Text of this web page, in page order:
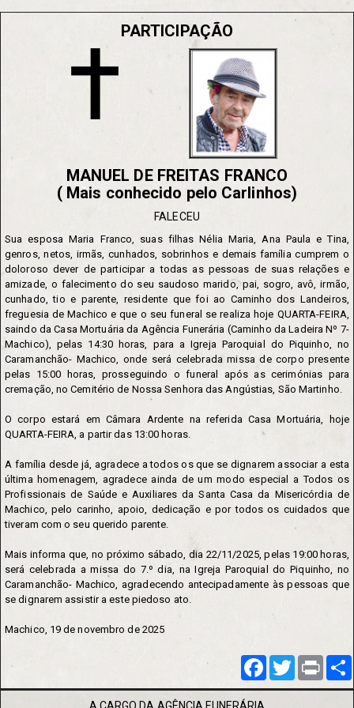
PARTICIPAÇÃO
MANUEL DE FREITAS FRANCO
( Mais conhecido pelo Carlinhos)
FALECEU
Sua esposa Maria Franco, suas filhas Nélia Maria, Ana Paula e Tina,
genros, netos, irmãs, cunhados, sobrinhos e demais família cumprem o
doloroso dever de participar a todas as pessoas de suas relações e
amizade, o falecimento do seu saudoso marido, pai, sogro, avô, irmão,
cunhado, tio e parente, residente que foi ao Caminho dos Landeiros,
freguesia de Machico e que o seu funeral se realiza hoje QUARTA-FEIRA,
saindo da Casa Mortuária da Agência Funerária (Caminho da Ladeira Nº 7-
Machico), pelas 14:30 horas, para a Igreja Paroquial do Piquinho, no
Caramanchão- Machico, onde será celebrada missa de corpo presente
pelas 15:00 horas, prosseguindo o funeral após as cerimónias para
cremação, no Cemitério de Nossa Senhora das Angústias, São Martinho.
O corpo estará em Câmara Ardente na referida Casa Mortuária, hoje
QUARTA-FEIRA, a partir das 13:00 horas.
A família desde já, agradece a todos os que se dignarem associar a esta
última homenagem, agradece ainda de um modo especial a Todos os
Profissionais de Saúde e Auxiliares da Santa Casa da Misericórdia de
Machico, pelo carinho, apoio, dedicação e por todos os cuidados que
tiveram com o seu querido parente.
Mais informa que, no próximo sábado, dia 22/11/2025, pelas 19:00 horas,
será celebrada a missa do 7.º dia, na Igreja Paroquial do Piquinho, no
Caramanchão- Machico, agradecendo antecipadamente às pessoas que
se dignarem assistir a este piedoso ato.
Machico, 19 de novembro de 2025
Facebook
Twitter Print
A CARGO DA AGÊNCIA FUNERÁRIA